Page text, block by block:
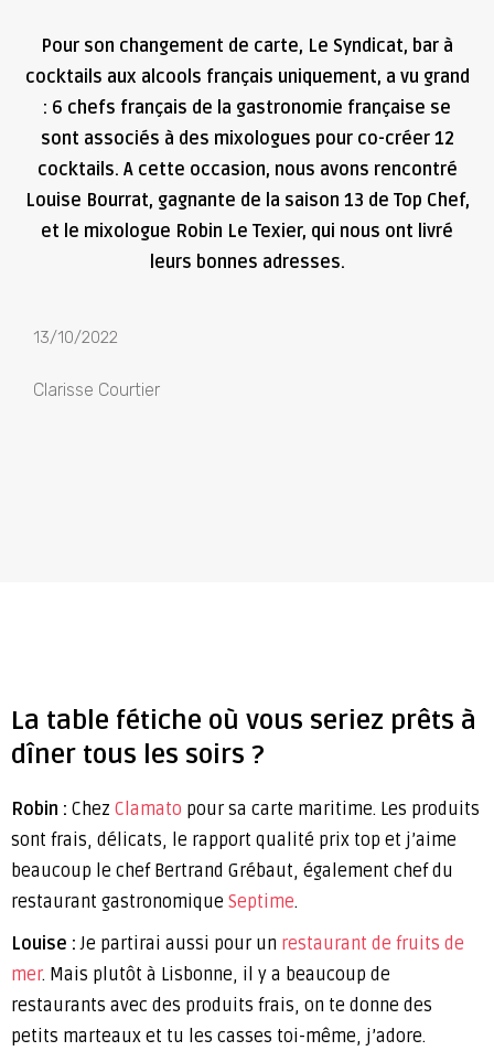
Pour son changement de carte, Le Syndicat, bar à
cocktails aux alcools français uniquement, a vu grand
: 6 chefs français de la gastronomie française se
sont associés à des mixologues pour co-créer 12
cocktails. A cette occasion, nous avons rencontré
Louise Bourrat, gagnante de la saison 13 de Top Chef,
et le mixologue Robin Le Texier, qui nous ont livré
leurs bonnes adresses.
13/10/2022
Clarisse Courtier
La table fétiche où vous seriez prêts à
dîner tous les soirs ?
Robin : Chez Clamato pour sa carte maritime. Les produits
sont frais, délicats, le rapport qualité prix top et j’aime
beaucoup le chef Bertrand Grébaut, également chef du
restaurant gastronomique Septime.
Louise : Je partirai aussi pour un restaurant de fruits de
mer. Mais plutôt à Lisbonne, il y a beaucoup de
restaurants avec des produits frais, on te donne des
petits marteaux et tu les casses toi-même, j’adore.